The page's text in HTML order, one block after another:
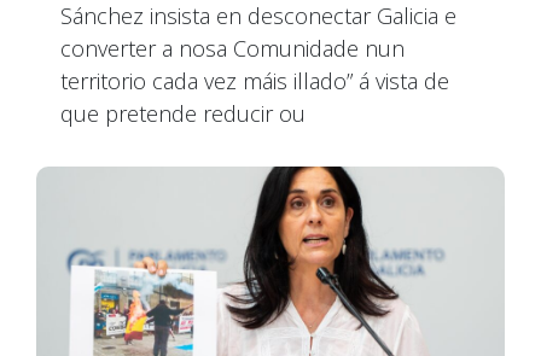
Sánchez insista en desconectar Galicia e
converter a nosa Comunidade nun
territorio cada vez máis illado” á vista de
que pretende reducir ou